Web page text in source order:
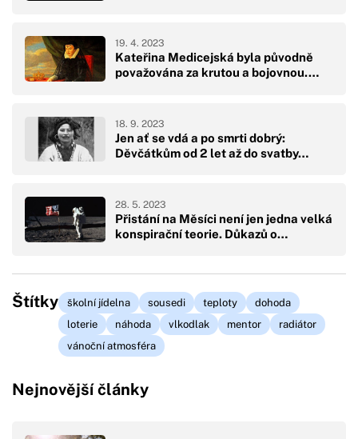
Kateřina Medicejská byla původně
považována za krutou a bojovnou.…
19. 4. 2023
Jen ať se vdá a po smrti dobrý:
Děvčátkům od 2 let až do svatby…
18. 9. 2023
Přistání na Měsíci není jen jedna velká
konspirační teorie. Důkazů o…
28. 5. 2023
Štítky školní jídelna sousedi teploty
dohoda
loterie
náhoda vlkodlak mentor
radiátor
vánoční atmosféra
Nejnovější články